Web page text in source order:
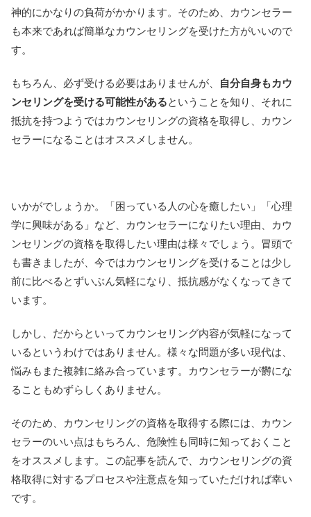
神的にかなりの負荷がかかります。そのため、カウンセラー
も本来であれば簡単なカウンセリングを受けた方がいいので
す。
もちろん、必ず受ける必要はありませんが、
自分自身もカウ
ンセリングを受ける可能性があるということを知り、それに
抵抗を持つようではカウンセリングの資格を取得し、カウン
セラーになることはオススメしません。
いかがでしょうか。「困っている人の心を癒したい」「心理
学に興味がある」など、カウンセラーになりたい理由、カウ
ンセリングの資格を取得したい理由は様々でしょう。冒頭で
も書きましたが、今ではカウンセリングを受けることは少し
前に比べるとずいぶん気軽になり、抵抗感がなくなってきて
います。
しかし、だからといってカウンセリング内容が気軽になって
いるというわけではありません。様々な問題が多い現代は、
悩みもまた複雑に絡み合っています。カウンセラーが欝にな
ることもめずらしくありません。
そのため、カウンセリングの資格を取得する際には、カウン
セラーのいい点はもちろん、危険性も同時に知っておくこと
をオススメします。この記事を読んで、カウンセリングの資
格取得に対するプロセスや注意点を知っていただければ幸い
です。